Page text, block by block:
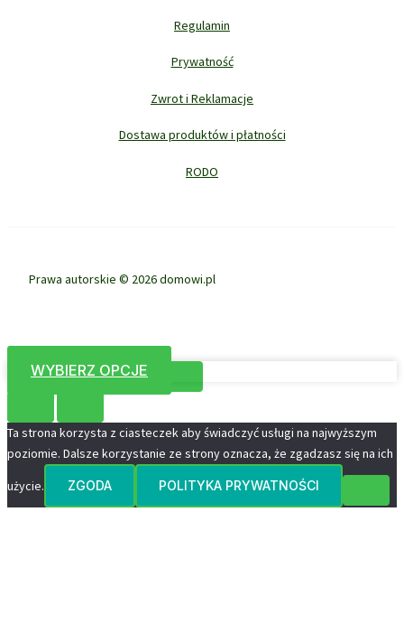
Regulamin
Prywatność
Zwrot i Reklamacje
Dostawa produktów i płatności
RODO
Prawa autorskie © 2026 domowi.pl
WYBIERZ OPCJE
Ta strona korzysta z ciasteczek aby świadczyć usługi na najwyższym
poziomie. Dalsze korzystanie ze strony oznacza, że zgadzasz się na ich
użycie.
ZGODA POLITYKA PRYWATNOŚCI